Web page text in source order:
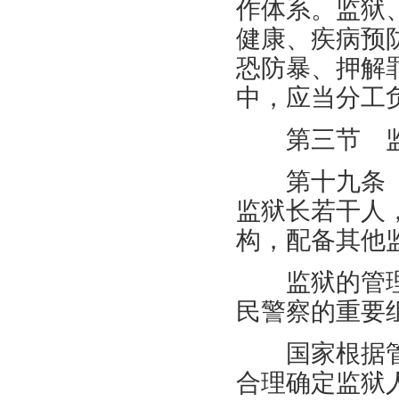
作体系。监狱
健康、疾病预
恐防暴、押解
中，应当分工
第三节 监
第十九条
监狱长若干人
构，配备其他
监狱的管理
民警察的重要
国家根据管
合理确定监狱